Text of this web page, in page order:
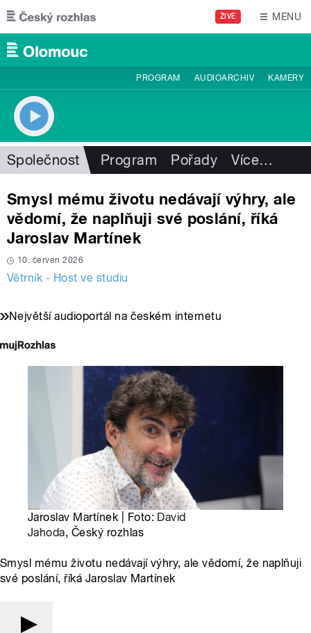
Přejít k hlavnímu obsahu
ŽIVĚ MENU
PROGRAM AUDIOARCHIV KAMERY
Společnost Program Pořady Více…
Smysl mému životu nedávají výhry, ale
vědomí, že naplňuji své poslání, říká
Jaroslav Martínek
10. červen 2026
Větrník - Host ve studiu
Největší audioportál na českém internetu
Jaroslav Martínek | Foto: David
Jahoda, Český rozhlas
Smysl mému životu nedávají výhry, ale vědomí, že naplňuji
své poslání, říká Jaroslav Martínek